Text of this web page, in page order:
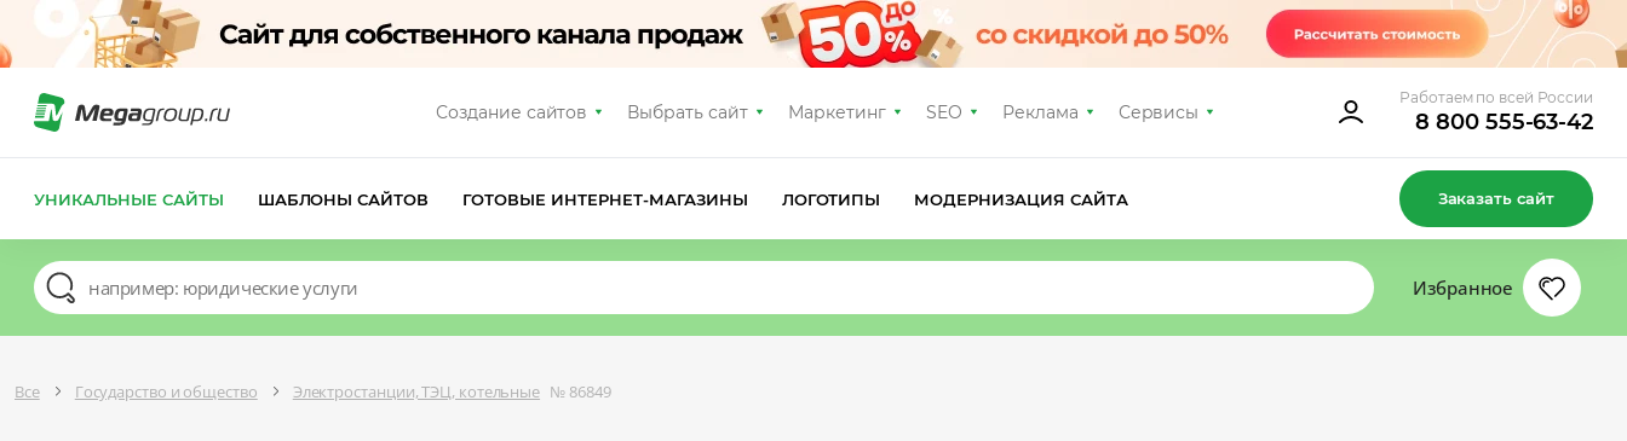
Создание сайтов Выбрать сайт Маркетинг SEO Реклама Сервисы
Работаем по всей России
8 800 555-63-42
УНИКАЛЬНЫЕ САЙТЫ ШАБЛОНЫ САЙТОВ ГОТОВЫЕ ИНТЕРНЕТ-МАГАЗИНЫ ЛОГОТИПЫ МОДЕРНИЗАЦИЯ САЙТА Заказать сайт
Избранное
Все Государство и общество Электростанции, ТЭЦ, котельные № 86849